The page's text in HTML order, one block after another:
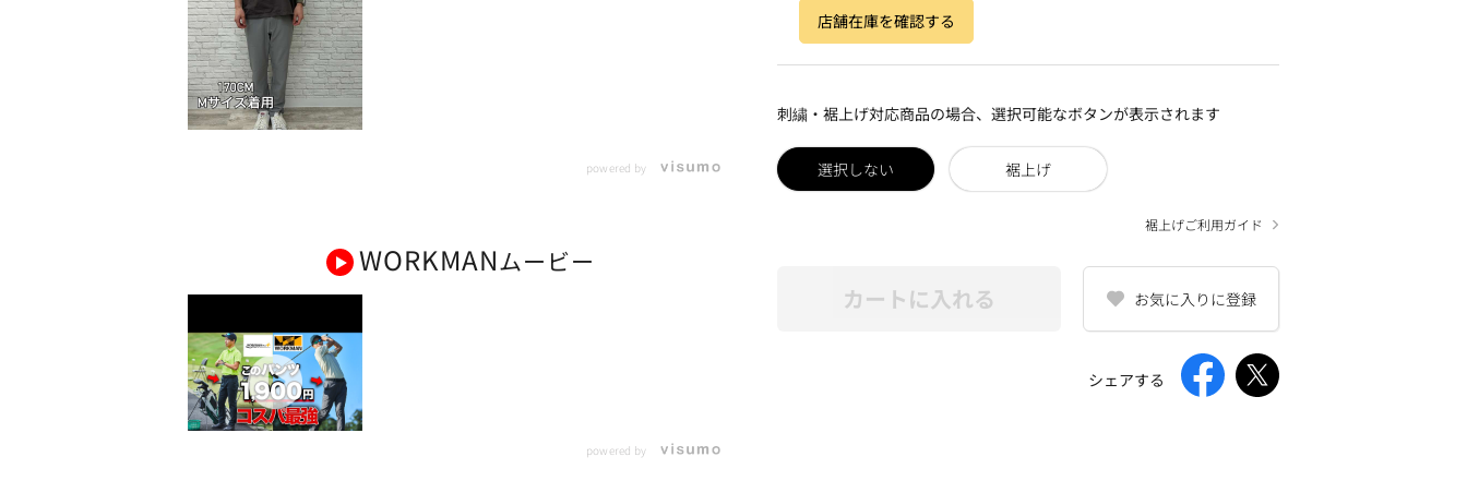
powered by
WORKMANムービー
【これは使える!!】衝撃的な
コスパを実現した2023年ワ
powered by
店舗在庫を確認する
刺繍・裾上げ対応商品の場合、選択可能なボタンが表示されます
選択しない 裾上げ
裾上げご利用ガイド
カートに入れる お気に入りに登録
シェアする